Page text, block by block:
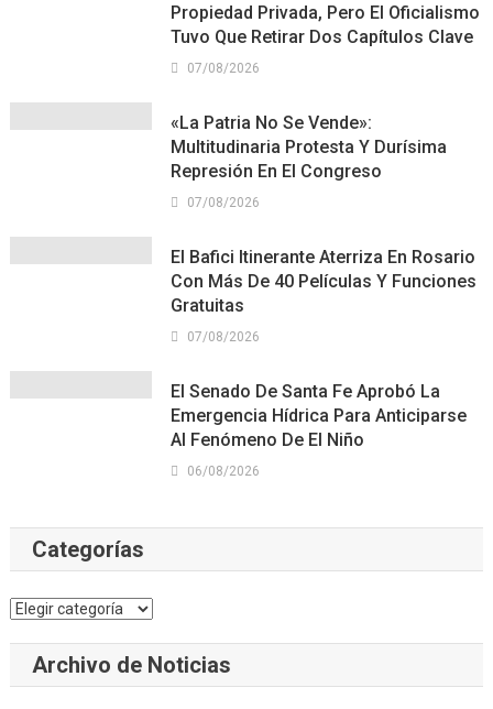
Propiedad Privada, Pero El Oficialismo
Tuvo Que Retirar Dos Capítulos Clave
07/08/2026
«La Patria No Se Vende»:
Multitudinaria Protesta Y Durísima
Represión En El Congreso
07/08/2026
El Bafici Itinerante Aterriza En Rosario
Con Más De 40 Películas Y Funciones
Gratuitas
07/08/2026
El Senado De Santa Fe Aprobó La
Emergencia Hídrica Para Anticiparse
Al Fenómeno De El Niño
06/08/2026
Categorías
Categorías
Archivo de Noticias